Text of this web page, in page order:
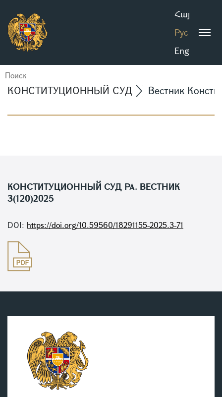
Հայ
Рус
Eng
КОНСТИТУЦИОННЫЙ СУД Вестник
КОНСТИТУЦИОННЫЙ СУД РА. ВЕСТНИК
3(120)2025
DOI: https://doi.org/10.59560/18291155-2025.3-71